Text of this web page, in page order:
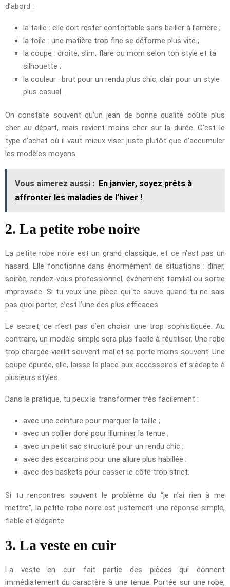
d’abord :
la taille : elle doit rester confortable sans bailler à l’arrière ;
la toile : une matière trop fine se déforme plus vite ;
la coupe : droite, slim, flare ou mom selon ton style et ta
silhouette ;
la couleur : brut pour un rendu plus chic, clair pour un style
plus casual.
On constate souvent qu’un jean de bonne qualité coûte plus
cher au départ, mais revient moins cher sur la durée. C’est le
type d’achat où il vaut mieux viser juste plutôt que d’accumuler
les modèles moyens.
Vous aimerez aussi : En janvier, soyez prêts à
affronter les maladies de l’hiver !
2. La petite robe noire
La petite robe noire est un grand classique, et ce n’est pas un
hasard. Elle fonctionne dans énormément de situations : dîner,
soirée, rendez-vous professionnel, événement familial ou sortie
improvisée. Si tu veux une pièce qui te sauve quand tu ne sais
pas quoi porter, c’est l’une des plus efficaces.
Le secret, ce n’est pas d’en choisir une trop sophistiquée. Au
contraire, un modèle simple sera plus facile à réutiliser. Une robe
trop chargée vieillit souvent mal et se porte moins souvent. Une
coupe épurée, elle, laisse la place aux accessoires et s’adapte à
plusieurs styles.
Dans la pratique, tu peux la transformer très facilement :
avec une ceinture pour marquer la taille ;
avec un collier doré pour illuminer la tenue ;
avec un petit sac structuré pour un rendu chic ;
avec des escarpins pour une allure plus habillée ;
avec des baskets pour casser le côté trop strict.
Si tu rencontres souvent le problème du “je n’ai rien à me
mettre”, la petite robe noire est justement une réponse simple,
fiable et élégante.
3. La veste en cuir
La veste en cuir fait partie des pièces qui donnent
immédiatement du caractère à une tenue. Portée sur une robe,